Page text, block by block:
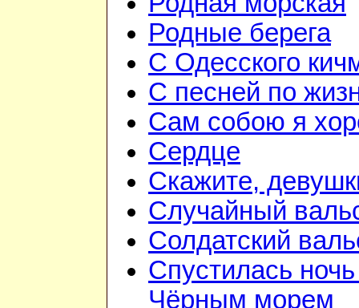
Родные берега
С Одесского
С песней по
Сам собою я
Сердце
Скажите,
Случайный
Солдатский
Спустилась
Чёрным морем